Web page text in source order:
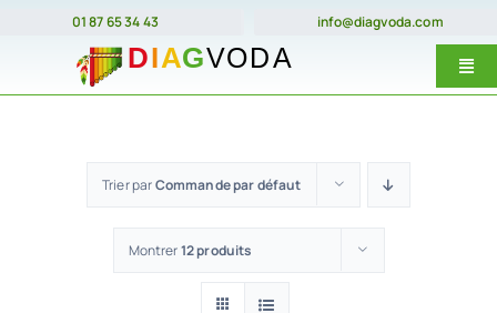
contenu
01 87 65 34 43 info@diagvoda.com
Trier parCommande par défaut
Montrer12 produits